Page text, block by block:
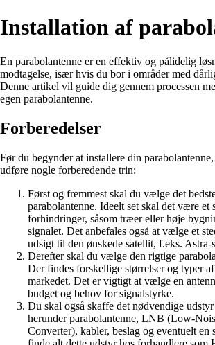
Installation af
En parabolantenne er en effektiv og pålidelig
modtagelse, især hvis du bor i områder med
Denne artikel vil guide dig gennem processen
egen parabolantenne.
Forberedelser
Før du begynder at installere din
udføre nogle forberedende trin:
Først og fremmest skal du vælge det
parabolantenne. Ideelt set skal det være et
forhindringer, såsom træer eller høje
signalet. Det anbefales også at vælge et
udsigt til den ønskede satellit, f.eks. Astra-
Derefter skal du vælge den rigtige
Der findes forskellige størrelser og typer
markedet. Det er vigtigt at vælge en
budget og behov for signalstyrke.
Du skal også skaffe det nødvendige
herunder parabolantenne, LNB (Low-
Converter), kabler, beslag og eventuelt en